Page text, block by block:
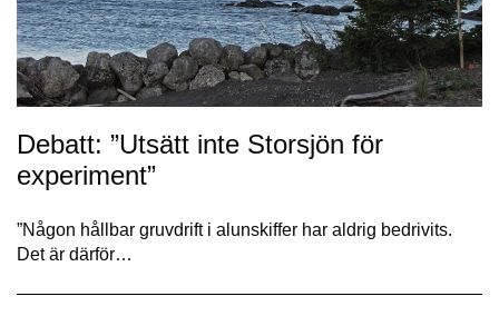
Debatt: ”Utsätt inte Storsjön för
experiment”
”Någon hållbar gruvdrift i alunskiffer har aldrig bedrivits.
Det är därför…